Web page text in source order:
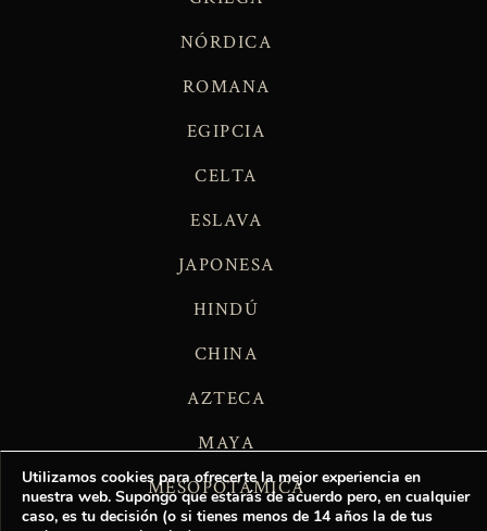
NÓRDICA
ROMANA
EGIPCIA
CELTA
ESLAVA
JAPONESA
HINDÚ
CHINA
AZTECA
MAYA
MESOPOTÁMICA
Utilizamos cookies para ofrecerte la mejor experiencia en
nuestra web. Supongo que estarás de acuerdo pero, en cualquier
caso, es tu decisión (o si tienes menos de 14 años la de tus